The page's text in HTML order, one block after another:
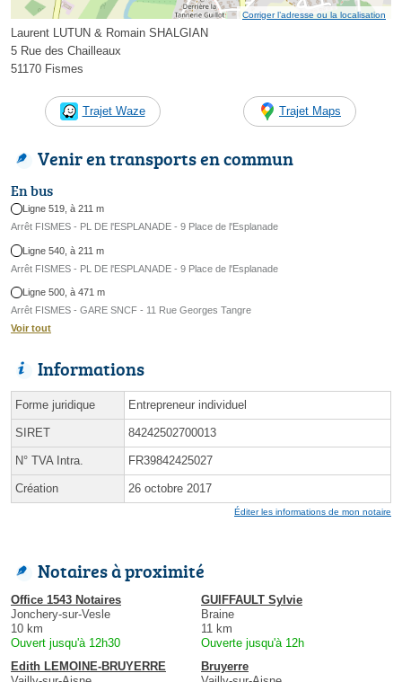
Corriger l’adresse ou la localisation
Laurent LUTUN & Romain SHALGIAN
5 Rue des Chailleaux
51170 Fismes
Trajet Waze Trajet Maps
Venir en transports en commun
En bus
Ligne 519, à 211 m
Arrêt FISMES - PL DE l'ESPLANADE - 9 Place de l'Esplanade
Ligne 540, à 211 m
Arrêt FISMES - PL DE l'ESPLANADE - 9 Place de l'Esplanade
Ligne 500, à 471 m
Arrêt FISMES - GARE SNCF - 11 Rue Georges Tangre
Voir tout
Informations
Forme juridique Entrepreneur individuel
SIRET 84242502700013
N° TVA Intra. FR39842425027
Création 26 octobre 2017
Éditer les informations de mon notaire
Notaires à proximité
Office 1543 Notaires
Jonchery-sur-Vesle
10 km
Ouvert jusqu'à 12h30
GUIFFAULT Sylvie
Braine
11 km
Ouverte jusqu'à 12h
Edith LEMOINE-BRUYERRE
Bruyerre